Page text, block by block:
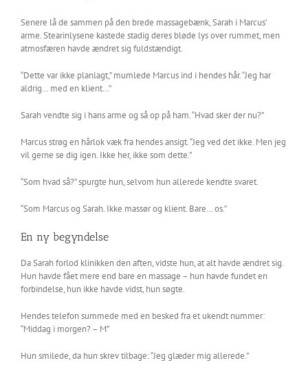
Senere lå de sammen på den brede massagebænk, Sarah i Marcus’
arme. Stearinlysene kastede stadig deres bløde lys over rummet, men
atmosfæren havde ændret sig fuldstændigt.
“Dette var ikke planlagt,” mumlede Marcus ind i hendes hår. “Jeg har
aldrig… med en klient…”
Sarah vendte sig i hans arme og så op på ham. “Hvad sker der nu?”
Marcus strøg en hårlok væk fra hendes ansigt. “Jeg ved det ikke. Men jeg
vil gerne se dig igen. Ikke her, ikke som dette.”
“Som hvad så?” spurgte hun, selvom hun allerede kendte svaret.
“Som Marcus og Sarah. Ikke massør og klient. Bare… os.”
En ny begyndelse
Da Sarah forlod klinikken den aften, vidste hun, at alt havde ændret sig.
Hun havde fået mere end bare en massage – hun havde fundet en
forbindelse, hun ikke havde vidst, hun søgte.
Hendes telefon summede med en besked fra et ukendt nummer:
“Middag i morgen? – M”
Hun smilede, da hun skrev tilbage: “Jeg glæder mig allerede.”